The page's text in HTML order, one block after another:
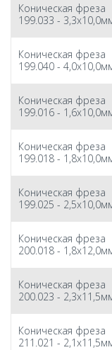
Коническая фреза
199.033 -
Коническая фреза
199.040 -
Коническая фреза
199.016 -
Коническая фреза
199.018 -
Коническая фреза
199.025 -
Коническая фреза
200.018 -
Коническая фреза
200.023 -
Коническая фреза
211.021 -